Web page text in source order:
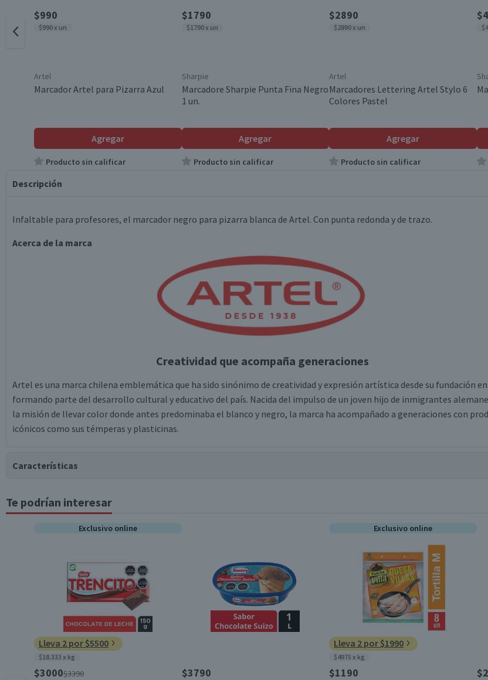
$990
$990 x un
Artel
Marcador Artel para Pizarra Azul
Agregar
Producto sin calificar
$1790
$1790 x un
Sharpie
Marcadore Sharpie Punta Fina Negro
1 un.
Agregar
Producto sin calificar
$2890
$2890 x un
Artel
Marcadores Lettering Artel Stylo 6
Colores Pastel
Agregar
Producto sin calificar
Descripción
Infaltable para profesores, el marcador negro para pizarra blanca de Artel. Con punta redonda y de trazo.
Acerca de la marca
Creatividad que acompaña generaciones
Artel es una marca chilena emblemática que ha sido sinónimo de creatividad y expresión artística desde su fundación en
formando parte del desarrollo cultural y educativo del país. Nacida del impulso de un joven hijo de inmigrantes
la misión de llevar color donde antes predominaba el blanco y negro, la marca ha acompañado a generaciones con
icónicos como sus témperas y plasticinas.
Características
Tipo de Producto
Unitario
Marcadores
Garantía Mínima Legal 6 meses, a partir de la entrega del producto
Te podrían interesar
Exclusivo online
Lleva 2 por $5500
$18.333 x kg
$3000$3390 $3790
Exclusivo online
Lleva 2 por $1990
$4975 x kg
$1190